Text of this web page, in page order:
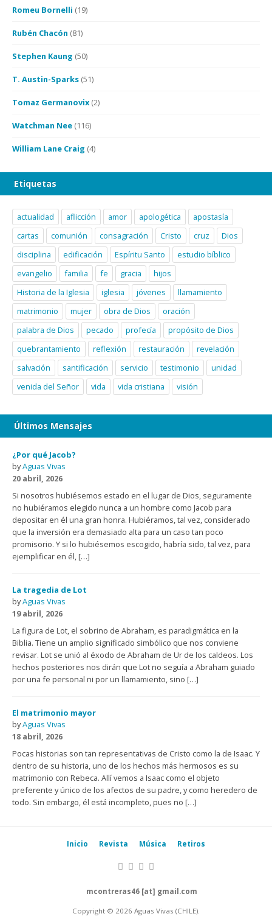
Romeu Bornelli (19)
Rubén Chacón (81)
Stephen Kaung (50)
T. Austin-Sparks (51)
Tomaz Germanovix (2)
Watchman Nee (116)
William Lane Craig (4)
Etiquetas
actualidad aflicción amor apologética
apostasía
cartas
comunión consagración Cristo cruz
Dios
disciplina
edificación Espíritu Santo
estudio bíblico
evangelio
familia fe gracia
hijos
Historia de la Iglesia
iglesia jóvenes
llamamiento
matrimonio
mujer obra de Dios
oración
palabra de Dios
pecado profecía
propósito de Dios
quebrantamiento
reflexión restauración
revelación
salvación
santificación servicio testimonio
unidad
venida del Señor
vida vida cristiana visión
Últimos Mensajes
¿Por qué Jacob?
byAguas Vivas
20 abril, 2026
Si nosotros hubiésemos estado en el lugar de Dios, seguramente
no hubiéramos elegido nunca a un hombre como Jacob para
depositar en él una gran honra. Hubiéramos, tal vez, considerado
que la inversión era demasiado alta para un caso tan poco
promisorio. Y si lo hubiésemos escogido, habría sido, tal vez, para
ejemplificar en él, […]
La tragedia de Lot
byAguas Vivas
19 abril, 2026
La figura de Lot, el sobrino de Abraham, es paradigmática en la
Biblia. Tiene un amplio significado simbólico que nos conviene
revisar. Lot se unió al éxodo de Abraham de Ur de los caldeos. Los
hechos posteriores nos dirán que Lot no seguía a Abraham guiado
por una fe personal ni por un llamamiento, sino […]
El matrimonio mayor
byAguas Vivas
18 abril, 2026
Pocas historias son tan representativas de Cristo como la de Isaac. Y
dentro de su historia, uno de los hechos más hermosos es su
matrimonio con Rebeca. Allí vemos a Isaac como el objeto
preferente y único de los afectos de su padre, y como heredero de
todo. Sin embargo, él está incompleto, pues no […]
Inicio Revista Música Retiros
mcontreras46 [at] gmail.com
Copyright © 2026 Aguas Vivas (CHILE).